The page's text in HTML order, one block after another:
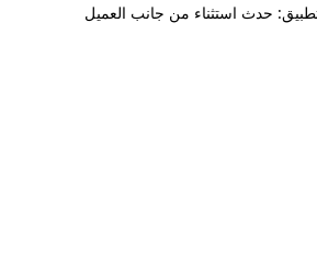
حدث استثناء من جانب العميل